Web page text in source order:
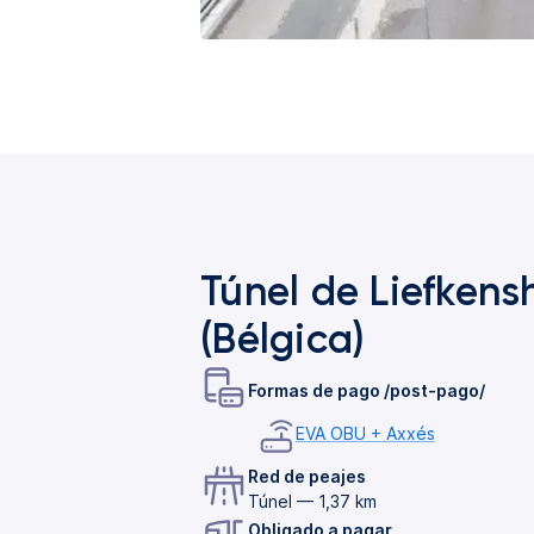
Túnel de
(Bélgica)
Formas de pago /post-pago/
EVA OBU + Axxés
Red de peajes
Túnel — 1,37 km
Obligado a pagar